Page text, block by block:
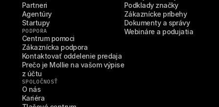
Partneri
Agentúry
Startupy
PODPORA
Centrum pomoci
Zákaznícka podpora
Kontaktovať oddelenie predaja
Prečo je Mollie na vašom výpise
z účtu
SPOLOČNOSŤ
O nás
Kariéra
Podklady značky
Zákaznícke príbehy
Dokumenty a správy
Webináre a podujatia